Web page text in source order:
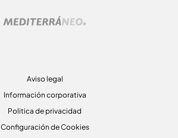
Aviso legal
Información corporativa
Politica de privacidad
Configuración de Cookies